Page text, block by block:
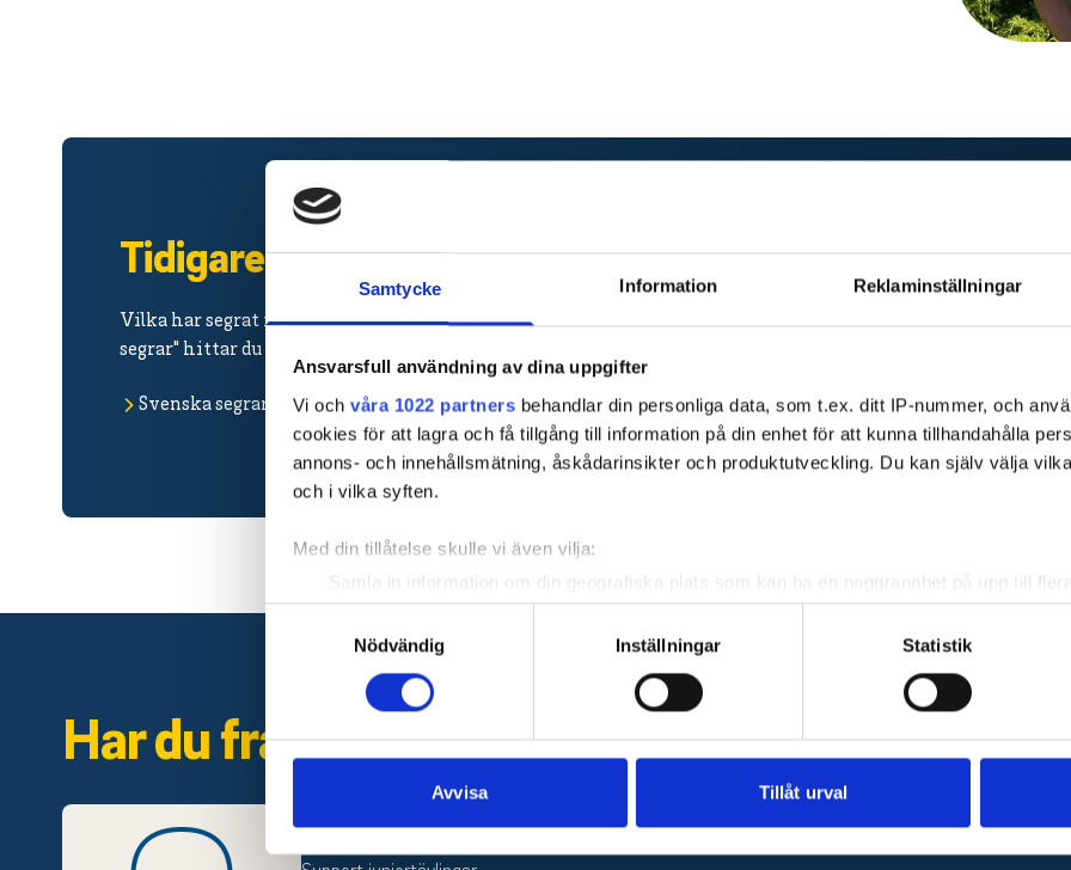
Samtycke Information Reklaminställningar
Ansvarsfull användning av dina uppgifter
Vi och våra 1022 partners behandlar din personliga data, som t.ex. ditt IP-nummer, och
cookies för att lagra och få tillgång till information på din enhet för att kunna tillhandahålla
annons- och innehållsmätning, åskådarinsikter och produktutveckling. Du kan själv välja
och i vilka syften.
Med din tillåtelse skulle vi även vilja:
Samla in information om din geografiska plats som kan ha en noggrannhet på upp till
Identifiera din enhet genom att aktivt skanna den för specifika kännetecken
Ta reda på mer om hur dina personliga uppgifter behandlas och ställ in dina preferenser i
eller dra tillbaka ditt samtycke när som helst från cookie-förklaringen.
sociala medier och analysera vår trafik. Vi vidarebefordrar även sådana identifierare och
till de sociala medier och annons- och analysföretag som vi samarbetar med. Dessa kan i
Samtyckesval
Nödvändig
Inställningar Statistik
Avvisa Tillåt urval
Tidigare segrare.
Vilka har segrat i JSM Slagspel genom historien? På sidan "Svenska
segrar" hittar du alla tidigare guldmedaljörer.
Svenska segrar
Har du frågor? Kontakta:
Juniorkansliet